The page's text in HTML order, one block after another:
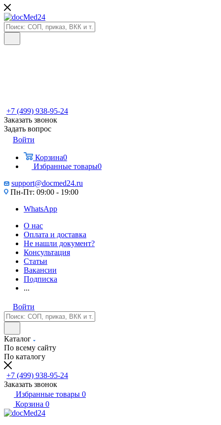
+7 (499) 938-95-24
Заказать звонок
Задать вопрос
Войти
Корзина0
Избранные товары0
support@docmed24.ru
Пн-Пт: 09:00 - 19:00
WhatsApp
О нас
Оплата и доставка
Не нашли документ?
Консультация
Статьи
Вакансии
Подписка
...
Войти
Каталог
По всему сайту
По каталогу
+7 (499) 938-95-24
Заказать звонок
Избранные товары 0
Корзина 0